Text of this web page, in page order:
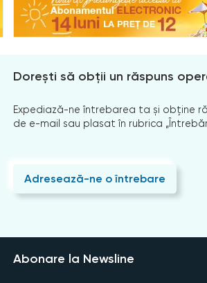
Dorești să obții un răspuns
Expediază-ne întrebarea ta și obține
de e-mail sau plasat în rubrica
Adresează-ne o întrebare
Abonare la Newsline